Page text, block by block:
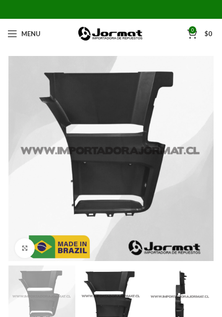
MENU 0 $0
Click to enlarge